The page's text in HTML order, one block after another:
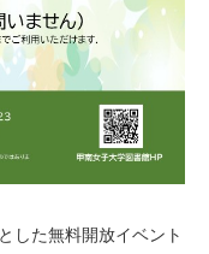
した無料開放イベント